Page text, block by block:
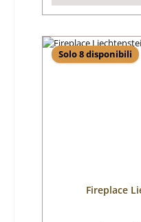
Solo 8 disponibili
Fireplace